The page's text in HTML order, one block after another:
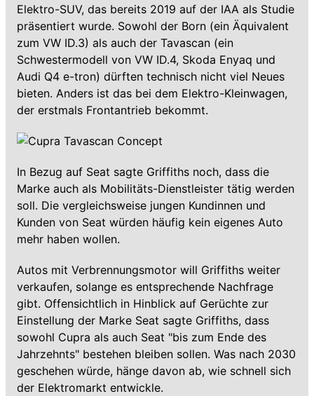
Elektro-SUV, das bereits 2019 auf der IAA als Studie
präsentiert wurde. Sowohl der Born (ein Äquivalent
zum VW ID.3) als auch der Tavascan (ein
Schwestermodell von VW ID.4, Skoda Enyaq und
Audi Q4 e-tron) dürften technisch nicht viel Neues
bieten. Anders ist das bei dem Elektro-Kleinwagen,
der erstmals Frontantrieb bekommt.
In Bezug auf Seat sagte Griffiths noch, dass die
Marke auch als Mobilitäts-Dienstleister tätig werden
soll. Die vergleichsweise jungen Kundinnen und
Kunden von Seat würden häufig kein eigenes Auto
mehr haben wollen.
Autos mit Verbrennungsmotor will Griffiths weiter
verkaufen, solange es entsprechende Nachfrage
gibt. Offensichtlich in Hinblick auf Gerüchte zur
Einstellung der Marke Seat sagte Griffiths, dass
sowohl Cupra als auch Seat "bis zum Ende des
Jahrzehnts" bestehen bleiben sollen. Was nach 2030
geschehen würde, hänge davon ab, wie schnell sich
der Elektromarkt entwickle.